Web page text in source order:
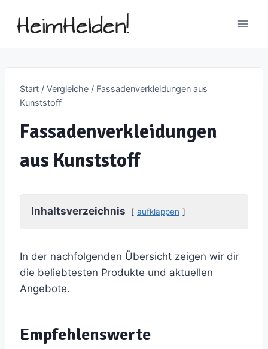
Inhalt
Start / Vergleiche / Fassadenverkleidungen aus
Kunststoff
Fassadenverkleidungen
aus Kunststoff
Inhaltsverzeichnis aufklappen
In der nachfolgenden Übersicht zeigen wir dir
die beliebtesten Produkte und aktuellen
Angebote.
Empfehlenswerte